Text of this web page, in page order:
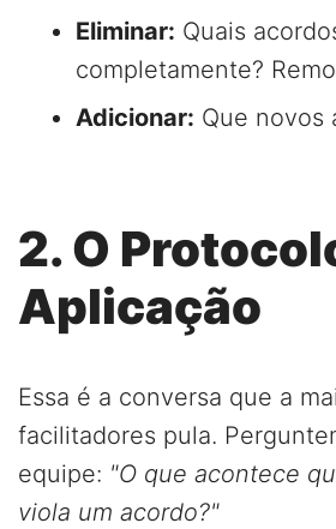
Eliminar: Quais
completamente?
Adicionar: Que novos
2. O
Aplicação
Essa é a conversa que a
facilitadores pula.
equipe: "O que acontece
viola um acordo?"